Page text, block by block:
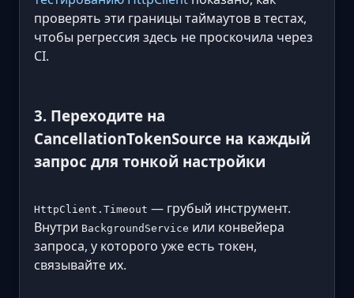
проверять эти границы таймаутов в тестах,
чтобы регрессия здесь не проскочила через
CI.
3. Переходите на
CancellationTokenSource на каждый
запрос для тонкой настройки
HttpClient.Timeout — грубый инструмент.
Внутри BackgroundService или конвейера
запроса, у которого уже есть токен,
связывайте их.